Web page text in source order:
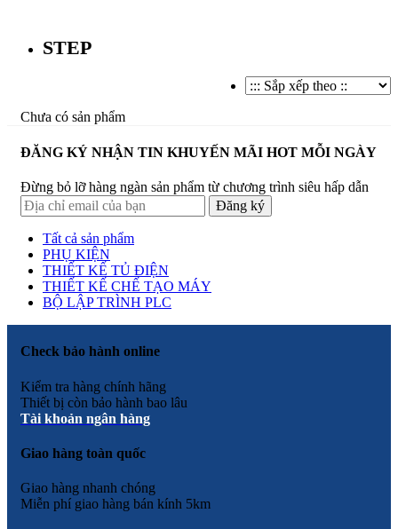
STEP
Chưa có sản phẩm
ĐĂNG KÝ NHẬN TIN KHUYẾN MÃI HOT MỖI NGÀY
Đừng bỏ lỡ hàng ngàn sản phẩm từ chương trình siêu hấp dẫn
Tất cả sản phẩm
PHỤ KIỆN
THIẾT KẾ TỦ ĐIỆN
THIẾT KẾ CHẾ TẠO MÁY
BỘ LẬP TRÌNH PLC
Check bảo hành online
Kiểm tra hàng chính hãng
Thiết bị còn bảo hành bao lâu
Tài khoản ngân hàng
Giao hàng toàn quốc
Giao hàng nhanh chóng
Miễn phí giao hàng bán kính 5km